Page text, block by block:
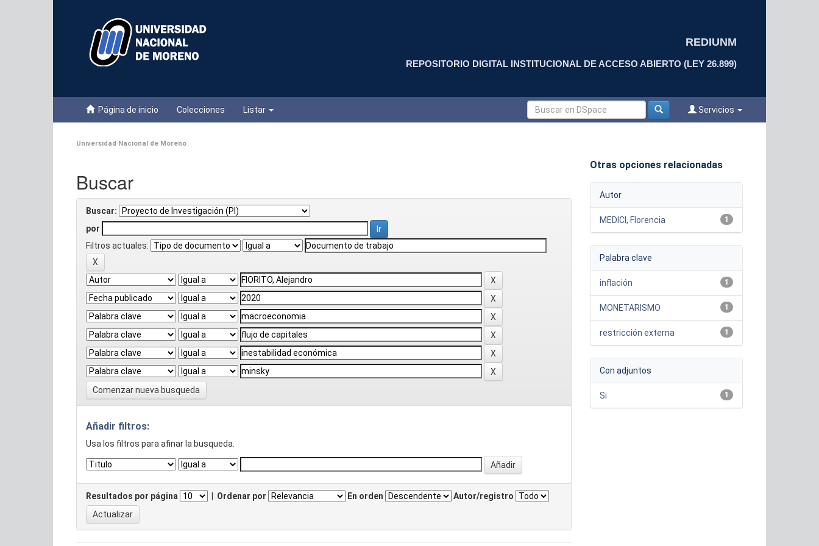
REDIUNM
REPOSITORIO DIGITAL INSTITUCIONAL DE ACCESO ABIERTO (LEY 26.899)
Página de inicio Colecciones Listar Servicios
Universidad Nacional de Moreno
Buscar
Buscar:
por
Filtros actuales:
Comenzar nueva busqueda
Añadir filtros:
Usa los filtros para afinar la busqueda.
Resultados por página Ordenar por En orden Autor/registro
Otras opciones relacionadas
Autor
1
MEDICI, Florencia
Palabra clave
1
inflación
1
MONETARISMO
1
restricción externa
Con adjuntos
1
Si